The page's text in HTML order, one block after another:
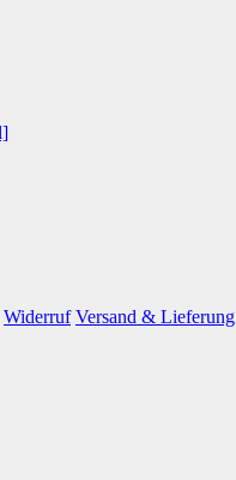
Widerruf Versand & Lieferung